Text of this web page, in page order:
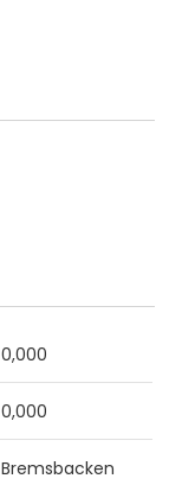
0,000
0,000
Bremsbacken